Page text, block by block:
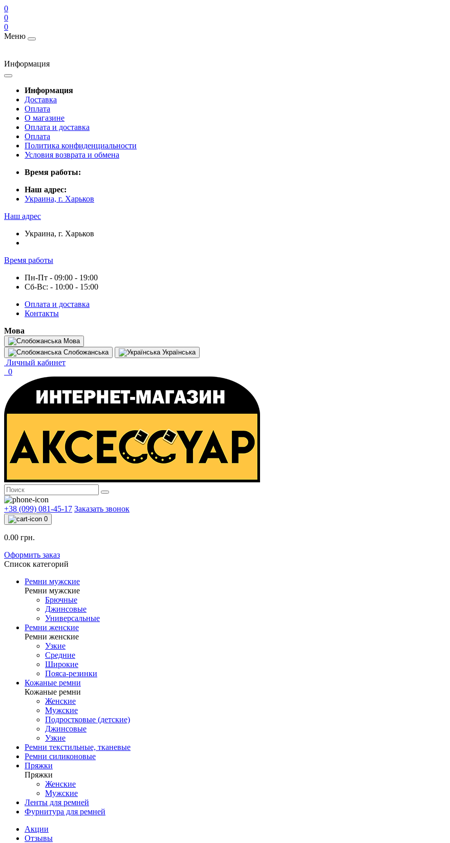
0
0
0
Меню
Информация
Информация
Доставка
Оплата
О магазине
Оплата и доставка
Оплата
Политика конфиденциальности
Условия возврата и обмена
Время работы:
Наш адрес:
Украина, г. Харьков
Наш адрес
Украина, г. Харьков
Время работы
Пн-Пт - 09:00 - 19:00
Сб-Вс: - 10:00 - 15:00
Оплата и доставка
Контакты
Мова
Мова
Слобожанська
Українська
Личный кабинет
0
+38 (099) 081-45-17 Заказать звонок
0
0.00 грн.
Оформить заказ
Список категорий
Ремни мужские
Ремни мужские
Брючные
Джинсовые
Универсальные
Ремни женские
Ремни женские
Узкие
Средние
Широкие
Пояса-резинки
Кожаные ремни
Кожаные ремни
Женские
Мужские
Подростковые (детские)
Джинсовые
Узкие
Ремни текстильные, тканевые
Ремни силиконовые
Пряжки
Пряжки
Женские
Мужские
Ленты для ремней
Фурнитура для ремней
Акции
Отзывы